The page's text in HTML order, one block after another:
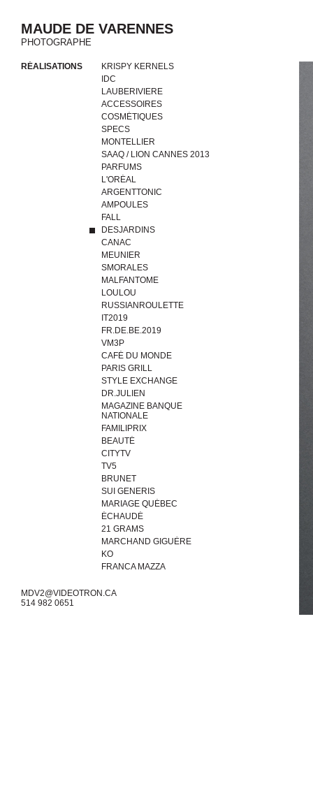
MAUDE DE VARENNES
PHOTOGRAPHE
RÉALISATIONS
KRISPY KERNELS
IDC
LAUBERIVIERE
ACCESSOIRES
COSMÉTIQUES
SPECS
MONTELLIER
SAAQ / LION CANNES 2013
PARFUMS
L'ORÉAL
ARGENTTONIC
AMPOULES
FALL
DESJARDINS
CANAC
MEUNIER
SMORALES
MALFANTOME
LOULOU
RUSSIANROULETTE
IT2019
FR.DE.BE.2019
VM3P
CAFÉ DU MONDE
PARIS GRILL
STYLE EXCHANGE
DR.JULIEN
MAGAZINE BANQUE
NATIONALE
FAMILIPRIX
BEAUTÉ
CITYTV
TV5
BRUNET
SUI GENERIS
MARIAGE QUÉBEC
ÉCHAUDÉ
21 GRAMS
MARCHAND GIGUÈRE
KO
FRANCA MAZZA
MDV2@VIDEOTRON.CA
514 982 0651